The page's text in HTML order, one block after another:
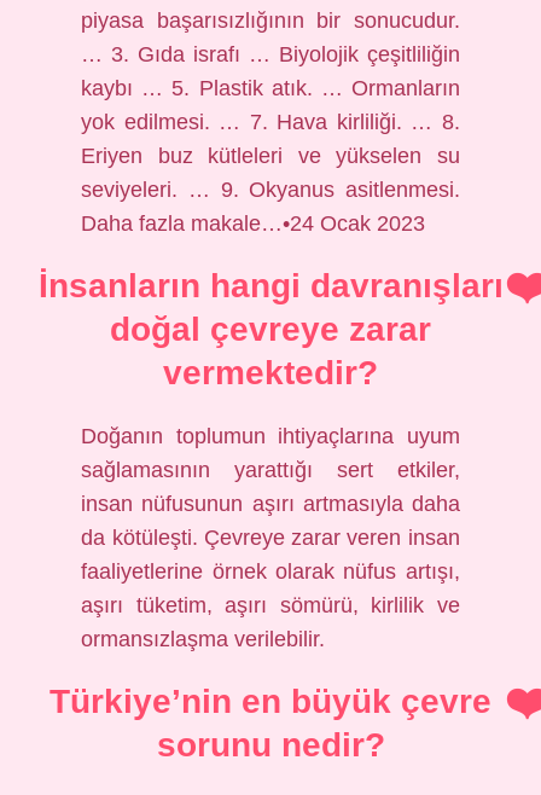
piyasa başarısızlığının bir sonucudur.
… 3. Gıda israfı … Biyolojik çeşitliliğin
kaybı … 5. Plastik atık. … Ormanların
yok edilmesi. … 7. Hava kirliliği. … 8.
Eriyen buz kütleleri ve yükselen su
seviyeleri. … 9. Okyanus asitlenmesi.
Daha fazla makale…•24 Ocak 2023
İnsanların hangi davranışları
doğal çevreye zarar
vermektedir?
Doğanın toplumun ihtiyaçlarına uyum
sağlamasının yarattığı sert etkiler,
insan nüfusunun aşırı artmasıyla daha
da kötüleşti. Çevreye zarar veren insan
faaliyetlerine örnek olarak nüfus artışı,
aşırı tüketim, aşırı sömürü, kirlilik ve
ormansızlaşma verilebilir.
Türkiye’nin en büyük çevre
sorunu nedir?